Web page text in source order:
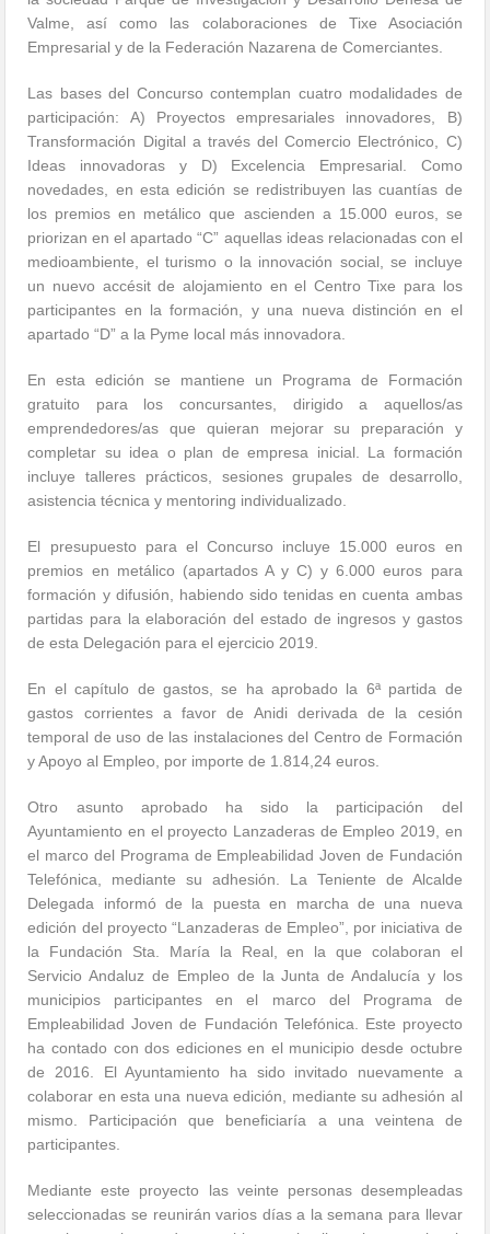
Valme, así como las colaboraciones de Tixe Asociación
Empresarial y de la Federación Nazarena de Comerciantes.
Las bases del Concurso contemplan cuatro modalidades de
participación: A) Proyectos empresariales innovadores, B)
Transformación Digital a través del Comercio Electrónico, C)
Ideas innovadoras y D) Excelencia Empresarial. Como
novedades, en esta edición se redistribuyen las cuantías de
los premios en metálico que ascienden a 15.000 euros, se
priorizan en el apartado “C” aquellas ideas relacionadas con el
medioambiente, el turismo o la innovación social, se incluye
un nuevo accésit de alojamiento en el Centro Tixe para los
participantes en la formación, y una nueva distinción en el
apartado “D” a la Pyme local más innovadora.
En esta edición se mantiene un Programa de Formación
gratuito para los concursantes, dirigido a aquellos/as
emprendedores/as que quieran mejorar su preparación y
completar su idea o plan de empresa inicial. La formación
incluye talleres prácticos, sesiones grupales de desarrollo,
asistencia técnica y mentoring individualizado.
El presupuesto para el Concurso incluye 15.000 euros en
premios en metálico (apartados A y C) y 6.000 euros para
formación y difusión, habiendo sido tenidas en cuenta ambas
partidas para la elaboración del estado de ingresos y gastos
de esta Delegación para el ejercicio 2019.
En el capítulo de gastos, se ha aprobado la 6ª partida de
gastos corrientes a favor de Anidi derivada de la cesión
temporal de uso de las instalaciones del Centro de Formación
y Apoyo al Empleo, por importe de 1.814,24 euros.
Otro asunto aprobado ha sido la participación del
Ayuntamiento en el proyecto Lanzaderas de Empleo 2019, en
el marco del Programa de Empleabilidad Joven de Fundación
Telefónica, mediante su adhesión. La Teniente de Alcalde
Delegada informó de la puesta en marcha de una nueva
edición del proyecto “Lanzaderas de Empleo”, por iniciativa de
la Fundación Sta. María la Real, en la que colaboran el
Servicio Andaluz de Empleo de la Junta de Andalucía y los
municipios participantes en el marco del Programa de
Empleabilidad Joven de Fundación Telefónica. Este proyecto
ha contado con dos ediciones en el municipio desde octubre
de 2016. El Ayuntamiento ha sido invitado nuevamente a
colaborar en esta una nueva edición, mediante su adhesión al
mismo. Participación que beneficiaría a una veintena de
participantes.
Mediante este proyecto las veinte personas desempleadas
seleccionadas se reunirán varios días a la semana para llevar